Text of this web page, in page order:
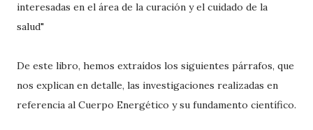
interesadas en el área de la curación y el cuidado de la
salud"
De este libro, hemos extraídos los siguientes párrafos, que
nos explican en detalle, las investigaciones realizadas en
referencia al Cuerpo Energético y su fundamento científico.